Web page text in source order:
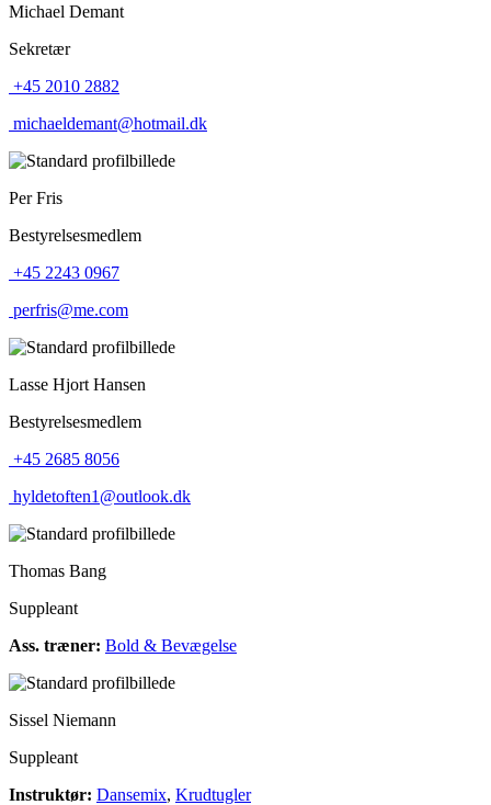
Michael Demant
Sekretær
+45 2010 2882
michaeldemant@hotmail.dk
Per Fris
Bestyrelsesmedlem
+45 2243 0967
perfris@me.com
Lasse Hjort Hansen
Bestyrelsesmedlem
+45 2685 8056
hyldetoften1@outlook.dk
Thomas Bang
Suppleant
Ass. træner: Bold & Bevægelse
Sissel Niemann
Suppleant
Instruktør: Dansemix, Krudtugler